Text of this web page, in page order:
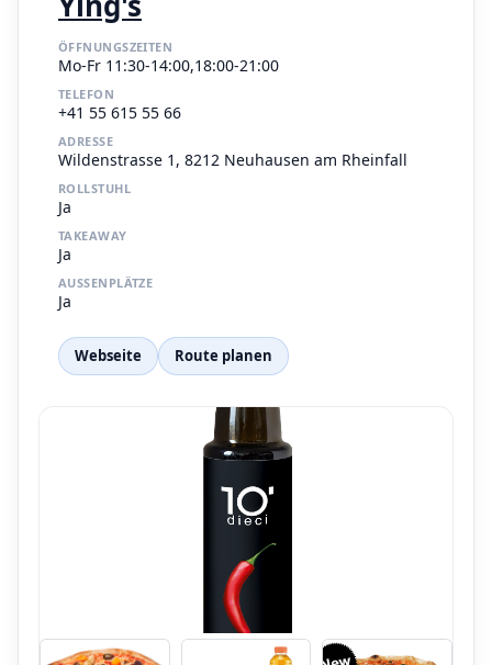
ÖFFNUNGSZEITEN
Mo-Fr 11:30-14:00,18:00-21:00
TELEFON
+41 55 615 55 66
ADRESSE
Wildenstrasse 1, 8212 Neuhausen am Rheinfall
ROLLSTUHL
Ja
TAKEAWAY
Ja
AUSSENPLÄTZE
Ja
Webseite Route planen